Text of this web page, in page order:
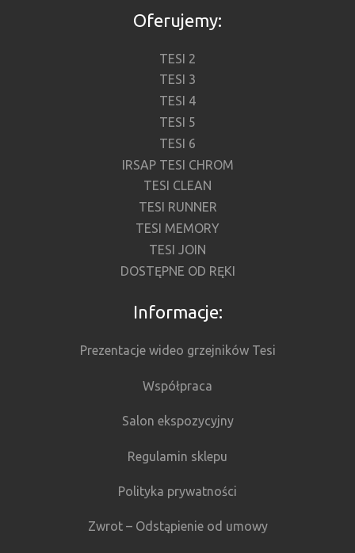
Oferujemy:
TESI 2
TESI 3
TESI 4
TESI 5
TESI 6
IRSAP TESI CHROM
TESI CLEAN
TESI RUNNER
TESI MEMORY
TESI JOIN
DOSTĘPNE OD RĘKI
Informacje:
Prezentacje wideo grzejników Tesi
Współpraca
Salon ekspozycyjny
Regulamin sklepu
Polityka prywatności
Zwrot – Odstąpienie od umowy